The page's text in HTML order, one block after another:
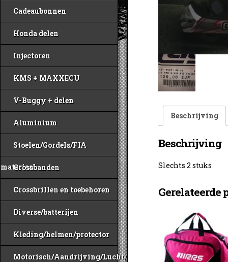
Cadeaubonnen
Honda delen
Injectoren
KMS + MAXXECU
V-Buggy + delen
Aluminium
Stoelen/Gordels/FIA
materiaal
Crossbanden
Crossbrillen en toebehoren
Diverse/batterijen
Kleding/helmen/protector
Motorisch/Aandrijving/Lucht/Benzine
Beschrijving
Beschrijving
Slechts 2 stuks
Gerelateerde